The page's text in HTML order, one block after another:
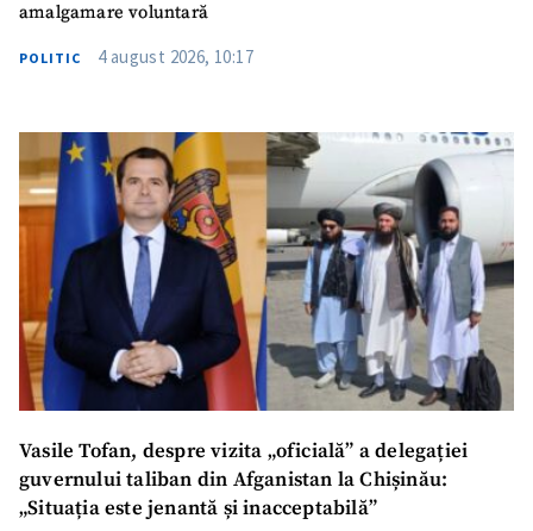
amalgamare voluntară
POLITIC 4 august 2026, 10:17
Vasile Tofan, despre vizita „oficială” a delegației
guvernului taliban din Afganistan la Chișinău:
„Situația este jenantă și inacceptabilă”